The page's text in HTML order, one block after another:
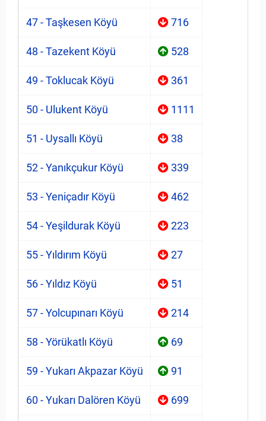
47 - Taşkesen Köyü 716
48 - Tazekent Köyü 528
49 - Toklucak Köyü 361
50 - Ulukent Köyü 1111
51 - Uysallı Köyü 38
52 - Yanıkçukur Köyü 339
53 - Yeniçadır Köyü 462
54 - Yeşildurak Köyü 223
55 - Yıldırım Köyü 27
56 - Yıldız Köyü 51
57 - Yolcupınarı Köyü 214
58 - Yörükatlı Köyü 69
59 - Yukarı Akpazar Köyü 91
60 - Yukarı Dalören Köyü 699